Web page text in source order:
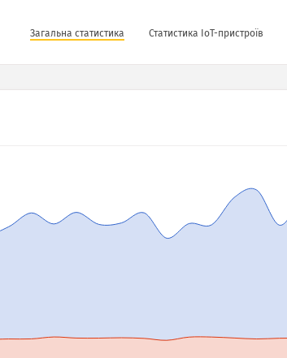
Загальна статистика Статистика IoT-пристроїв